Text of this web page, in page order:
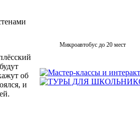
об
и
Микроавтобус до 20 мест